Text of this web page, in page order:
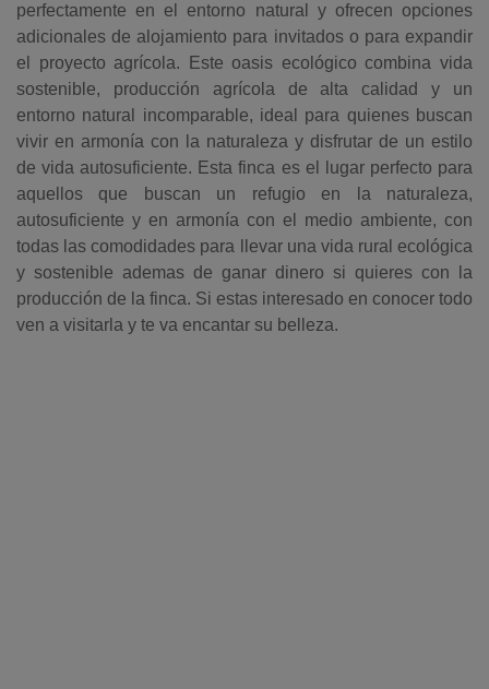
perfectamente en el entorno natural y ofrecen opciones
adicionales de alojamiento para invitados o para expandir
el proyecto agrícola. Este oasis ecológico combina vida
sostenible, producción agrícola de alta calidad y un
entorno natural incomparable, ideal para quienes buscan
vivir en armonía con la naturaleza y disfrutar de un estilo
de vida autosuficiente. Esta finca es el lugar perfecto para
aquellos que buscan un refugio en la naturaleza,
autosuficiente y en armonía con el medio ambiente, con
todas las comodidades para llevar una vida rural ecológica
y sostenible ademas de ganar dinero si quieres con la
producción de la finca. Si estas interesado en conocer todo
ven a visitarla y te va encantar su belleza.